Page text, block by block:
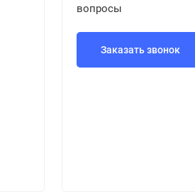
вопросы
Заказать звонок